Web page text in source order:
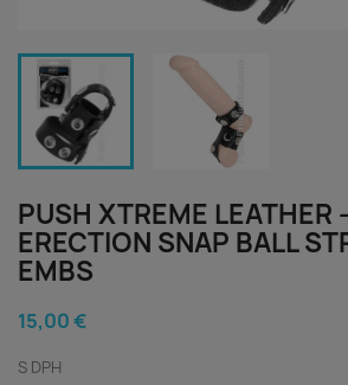
PUSH XTREME LEATHER
ERECTION SNAP BALL
EMBS
15,00 €
S DPH